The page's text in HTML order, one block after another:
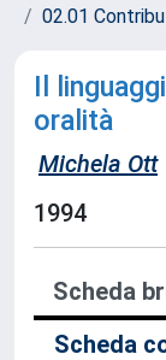
02.01
Il
oralità
Michela Ott
1994
Scheda
Scheda